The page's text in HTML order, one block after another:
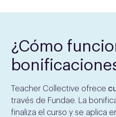
¿Cómo
Teacher Collective ofrece
través de Fundae. La
finaliza el curso y se aplica